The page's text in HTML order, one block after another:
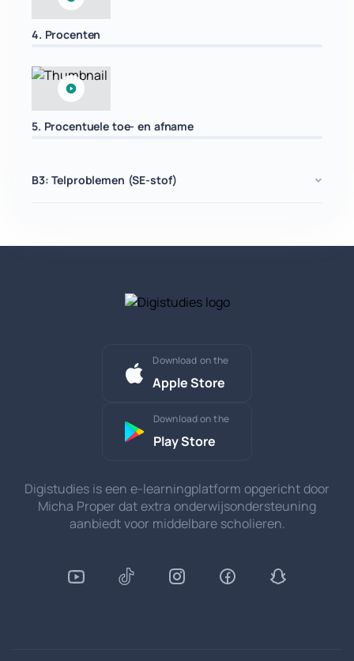
4. Procenten
5. Procentuele toe- en afname
B3: Telproblemen (SE-stof)
Download on the
Apple Store
Download on the
Play Store
Digistudies is een e-learningplatform opgericht door
Micha Proper dat extra onderwijsondersteuning
aanbiedt voor middelbare scholieren.